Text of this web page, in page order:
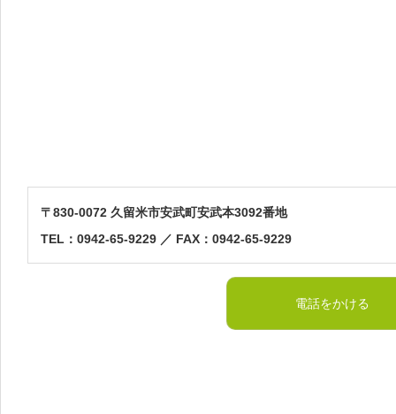
〒830-0072 久留米市安武町安武本3092番地
TEL：0942-65-9229 ／ FAX：0942-65-9229
電話をかける